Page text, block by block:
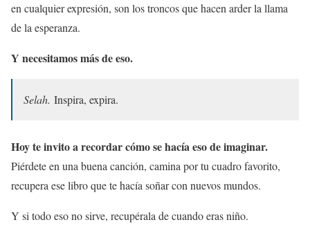
en cualquier expresión, son los troncos que hacen arder la llama
de la esperanza.
Y necesitamos más de eso.
Selah. Inspira, expira.
Hoy te invito a recordar cómo se hacía eso de imaginar.
Piérdete en una buena canción, camina por tu cuadro favorito,
recupera ese libro que te hacía soñar con nuevos mundos.
Y si todo eso no sirve, recupérala de cuando eras niño.